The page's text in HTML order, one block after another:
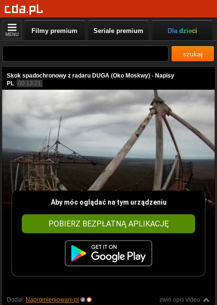
MENU Filmy premium Seriale premium Dla dzieci
szukaj
Skok spadochronowy z radaru DUGA (Oko Moskwy) - Napisy
PL 00:13:21
Aby móc oglądać na tym urządzeniu
POBIERZ BEZPŁATNĄ APLIKACJĘ
zwiń opis video
Dodał: Napromieniowani.pl